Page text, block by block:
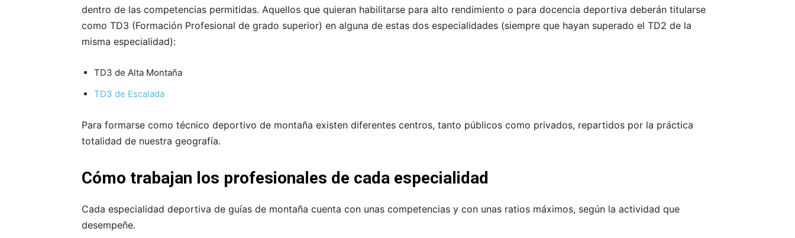
dentro de las competencias permitidas. Aquellos que quieran habilitarse para alto rendimiento o para docencia deportiva deberán titularse
como TD3 (Formación Profesional de grado superior) en alguna de estas dos especialidades (siempre que hayan superado el TD2 de la
misma especialidad):
TD3 de Alta Montaña
TD3 de Escalada
Para formarse como técnico deportivo de montaña existen diferentes centros, tanto públicos como privados, repartidos por la práctica
totalidad de nuestra geografía.
Cómo trabajan los profesionales de cada especialidad
Cada especialidad deportiva de guías de montaña cuenta con unas competencias y con unas ratios máximos, según la actividad que
desempeñe.